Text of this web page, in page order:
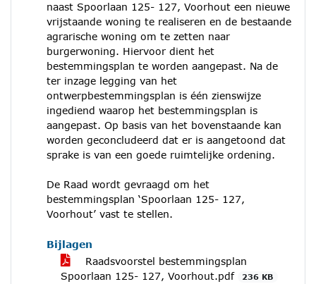
naast Spoorlaan 125- 127, Voorhout een nieuwe
vrijstaande woning te realiseren en de bestaande
agrarische woning om te zetten naar
burgerwoning. Hiervoor dient het
bestemmingsplan te worden aangepast. Na de
ter inzage legging van het
ontwerpbestemmingsplan is één zienswijze
ingediend waarop het bestemmingsplan is
aangepast. Op basis van het bovenstaande kan
worden geconcludeerd dat er is aangetoond dat
sprake is van een goede ruimtelijke ordening.
De Raad wordt gevraagd om het
bestemmingsplan ‘Spoorlaan 125- 127,
Voorhout’ vast te stellen.
Bijlagen
Raadsvoorstel bestemmingsplan
Spoorlaan 125- 127, Voorhout.pdf
236 KB